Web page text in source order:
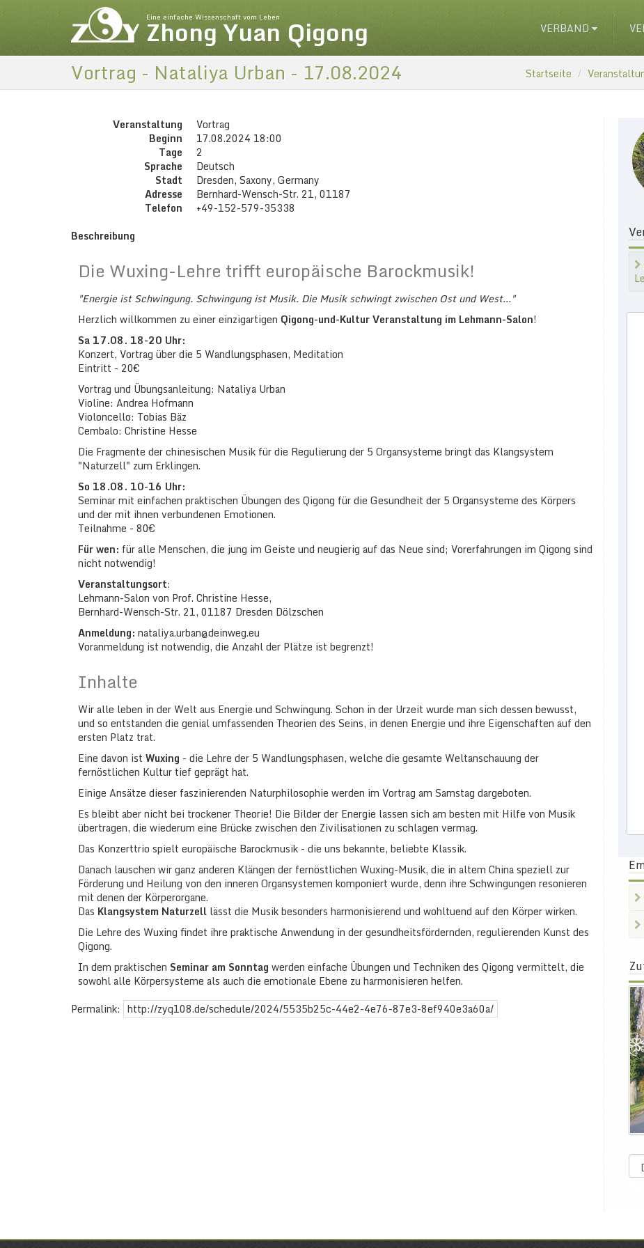
Eine einfache Wissenschaft vom Leben
Zhong Yuan Qigong VERBAND
Vortrag - Nataliya Urban - 17.08.2024 Startseite
Veranstaltung
Vortrag
Beginn
17.08.2024 18:00
Tage
2
Sprache
Deutsch
Stadt
Dresden, Saxony, Germany
Adresse
Bernhard-Wensch-Str. 21, 01187
Telefon
+49-152-579-35338
Beschreibung
Die Wuxing-Lehre trifft europäische Barockmusik!
"Energie ist Schwingung. Schwingung ist Musik. Die Musik schwingt zwischen Ost und West..."
Herzlich willkommen zu einer einzigartigen Qigong-und-Kultur Veranstaltung im Lehmann-Salon!
Sa 17.08. 18-20 Uhr:
Konzert, Vortrag über die 5 Wandlungsphasen, Meditation
Eintritt - 20€
Vortrag und Übungsanleitung: Nataliya Urban
Violine: Andrea Hofmann
Violoncello: Tobias Bäz
Cembalo: Christine Hesse
Die Fragmente der chinesischen Musik für die Regulierung der 5 Organsysteme bringt das Klangsystem
"Naturzell" zum Erklingen.
So 18.08. 10-16 Uhr:
Seminar mit einfachen praktischen Übungen des Qigong für die Gesundheit der 5 Organsysteme des Körpers
und der mit ihnen verbundenen Emotionen.
Teilnahme - 80€
Für wen: für alle Menschen, die jung im Geiste und neugierig auf das Neue sind; Vorerfahrungen im Qigong sind
nicht notwendig!
Veranstaltungsort:
Lehmann-Salon von Prof. Christine Hesse,
Bernhard-Wensch-Str. 21, 01187 Dresden Dölzschen
Anmeldung: nataliya.urban@deinweg.eu
Voranmeldung ist notwendig, die Anzahl der Plätze ist begrenzt!
Inhalte
Wir alle leben in der Welt aus Energie und Schwingung. Schon in der Urzeit wurde man sich dessen bewusst,
und so entstanden die genial umfassenden Theorien des Seins, in denen Energie und ihre Eigenschaften auf den
ersten Platz trat.
Eine davon ist Wuxing - die Lehre der 5 Wandlungsphasen, welche die gesamte Weltanschauung der
fernöstlichen Kultur tief geprägt hat.
Einige Ansätze dieser faszinierenden Naturphilosophie werden im Vortrag am Samstag dargeboten.
Es bleibt aber nicht bei trockener Theorie! Die Bilder der Energie lassen sich am besten mit Hilfe von Musik
übertragen, die wiederum eine Brücke zwischen den Zivilisationen zu schlagen vermag.
Das Konzerttrio spielt europäische Barockmusik - die uns bekannte, beliebte Klassik.
Danach lauschen wir ganz anderen Klängen der fernöstlichen Wuxing-Musik, die in altem China speziell zur
Förderung und Heilung von den inneren Organsystemen komponiert wurde, denn ihre Schwingungen resonieren
mit denen der Körperorgane.
Das Klangsystem Naturzell lässt die Musik besonders harmonisierend und wohltuend auf den Körper wirken.
Die Lehre des Wuxing findet ihre praktische Anwendung in der gesundheitsfördernden, regulierenden Kunst des
Qigong.
In dem praktischen Seminar am Sonntag werden einfache Übungen und Techniken des Qigong vermittelt, die
sowohl alle Körpersysteme als auch die emotionale Ebene zu harmonisieren helfen.
Permalink: http://zyq108.de/schedule/2024/5535b25c-44e2-4e76-87e3-8ef940e3a60a/